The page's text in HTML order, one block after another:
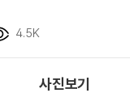
4.5K
사진보기